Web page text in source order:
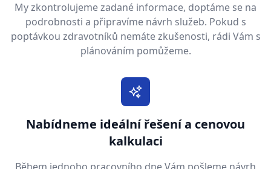
My zkontrolujeme zadané informace, doptáme se na
podrobnosti a připravíme návrh služeb. Pokud s
poptávkou zdravotníků nemáte zkušenosti, rádi Vám s
plánováním pomůžeme.
Nabídneme ideální řešení a cenovou
kalkulaci